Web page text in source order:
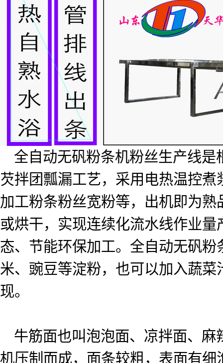
全自动无矾粉条机粉丝生产线
芡拌团瓢漏工艺，采用电热温控
加工粉条粉丝宽粉等，出机即为
或烘干，实现连续化流水线作业
态、节能环保加工。全自动无矾
米、豌豆等淀粉，也可以加入蔬
现。
牛筋面也叫泡泡面、凉拌面、
机压制而成，面条较粗，表面有